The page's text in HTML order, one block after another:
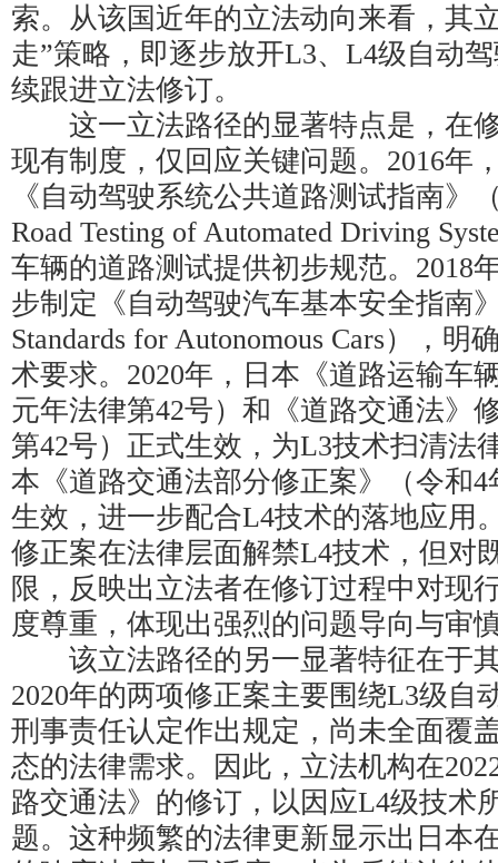
索。从该国近年的立法动向来看，其
走”策略，即逐步放开L3、L4级自动
续跟进立法修订。
这一立法路径的显著特点是，在
现有制度，仅回应关键问题。2016年
《自动驾驶系统公共道路测试指南》
Road Testing of Automated Driving
车辆的道路测试提供初步规范。2018
步制定《自动驾驶汽车基本安全指南
Standards for Autonomous Cars），明
术要求。2020年，日本《道路运输车
元年法律第42号）和《道路交通法》
第42号）正式生效，为L3技术扫清法
本《道路交通法部分修正案》（令和
生效，进一步配合L4技术的落地应用
修正案在法律层面解禁L4技术，但对
限，反映出立法者在修订过程中对现
度尊重，体现出强烈的问题导向与审
该立法路径的另一显著特征在于
2020年的两项修正案主要围绕L3级自
刑事责任认定作出规定，尚未全面覆
态的法律需求。因此，立法机构在
路交通法》的修订，以因应L4级技术
题。这种频繁的法律更新显示出日本